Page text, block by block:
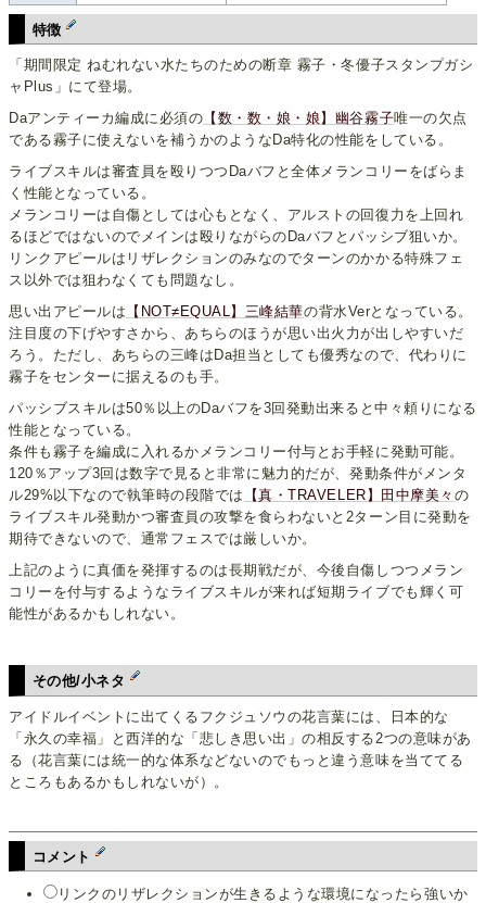
特徴
「期間限定 ねむれない水たちのための断章 霧子・冬優子スタンプガシ
ャPlus」にて登場。
Daアンティーカ編成に必須の 【数・数・娘・娘】幽谷霧子唯一の欠点
である霧子に使えないを補うかのようなDa特化の性能をしている。
ライブスキルは審査員を殴りつつDaバフと全体メランコリーをばらま
く性能となっている。
メランコリーは自傷としては心もとなく、アルストの回復力を上回れ
るほどではないのでメインは殴りながらのDaバフとパッシブ狙いか。
リンクアピールはリザレクションのみなのでターンのかかる特殊フェ
ス以外では狙わなくても問題なし。
思い出アピールは 【NOT≠EQUAL】三峰結華の背水Verとなっている。
注目度の下げやすさから、あちらのほうが思い出火力が出しやすいだ
ろう。ただし、あちらの三峰はDa担当としても優秀なので、代わりに
霧子をセンターに据えるのも手。
パッシブスキルは50％以上のDaバフを3回発動出来ると中々頼りになる
性能となっている。
条件も霧子を編成に入れるかメランコリー付与とお手軽に発動可能。
120％アップ3回は数字で見ると非常に魅力的だが、発動条件がメンタ
ル29%以下なので執筆時の段階では
【真・TRAVELER】田中摩美々 の
ライブスキル発動かつ審査員の攻撃を食らわないと2ターン目に発動を
期待できないので、通常フェスでは厳しいか。
上記のように真価を発揮するのは長期戦だが、今後自傷しつつメラン
コリーを付与するようなライブスキルが来れば短期ライブでも輝く可
能性があるかもしれない。
その他/小ネタ
アイドルイベントに出てくるフクジュソウの花言葉には、日本的な
「永久の幸福」と西洋的な「悲しき思い出」の相反する2つの意味があ
る（花言葉には統一的な体系などないのでもっと違う意味を当ててる
ところもあるかもしれないが）。
コメント
リンクのリザレクションが生きるような環境になったら強いか